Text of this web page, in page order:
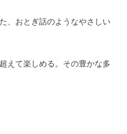
、おとぎ話のようなやさしい
えて楽しめる。その豊かな多